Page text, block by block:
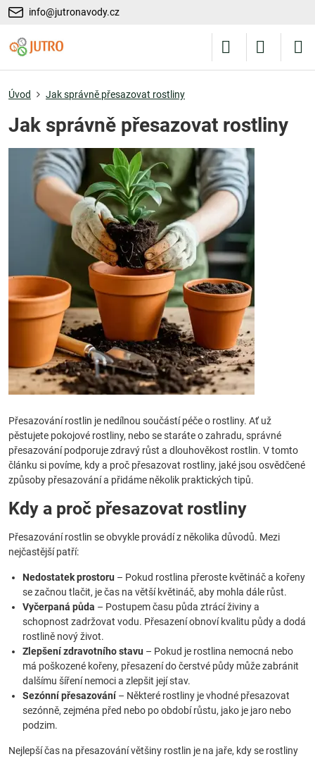
info@jutronavody.cz
Úvod Jak správně přesazovat rostliny
Jak správně přesazovat rostliny
Přesazování rostlin je nedílnou součástí péče o rostliny. Ať už
pěstujete pokojové rostliny, nebo se staráte o zahradu, správné
přesazování podporuje zdravý růst a dlouhověkost rostlin. V tomto
článku si povíme, kdy a proč přesazovat rostliny, jaké jsou osvědčené
způsoby přesazování a přidáme několik praktických tipů.
Kdy a proč přesazovat rostliny
Přesazování rostlin se obvykle provádí z několika důvodů. Mezi
nejčastější patří:
Nedostatek prostoru – Pokud rostlina přeroste květináč a kořeny
se začnou tlačit, je čas na větší květináč, aby mohla dále růst.
Vyčerpaná půda – Postupem času půda ztrácí živiny a
schopnost zadržovat vodu. Přesazení obnoví kvalitu půdy a dodá
rostlině nový život.
Zlepšení zdravotního stavu – Pokud je rostlina nemocná nebo
má poškozené kořeny, přesazení do čerstvé půdy může zabránit
dalšímu šíření nemoci a zlepšit její stav.
Sezónní přesazování– Některé rostliny je vhodné přesazovat
sezónně, zejména před nebo po období růstu, jako je jaro nebo
podzim.
Nejlepší čas na přesazování většiny rostlin je na jaře, kdy se rostliny